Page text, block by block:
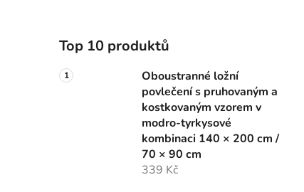
Top 10 produktů
Oboustranné ložní
povlečení s pruhovaným a
kostkovaným vzorem v
modro-tyrkysové
kombinaci 140 × 200 cm /
70 × 90 cm
339 Kč